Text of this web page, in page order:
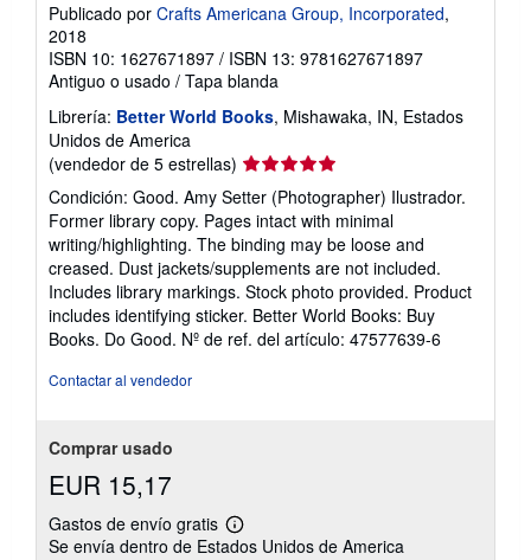
Publicado por Crafts Americana Group, Incorporated,
2018
ISBN 10: 1627671897 / ISBN 13: 9781627671897
Antiguo o usado / Tapa blanda
Librería: Better World Books, Mishawaka, IN, Estados
Unidos de America
(vendedor de 5 estrellas) Calificación
del
vendedor:
5
de
5
estrellas
Condición: Good. Amy Setter (Photographer) Ilustrador.
Former library copy. Pages intact with minimal
writing/highlighting. The binding may be loose and
creased. Dust jackets/supplements are not included.
Includes library markings. Stock photo provided. Product
includes identifying sticker. Better World Books: Buy
Books. Do Good. Nº de ref. del artículo: 47577639-6
Contactar al vendedor
Comprar usado
EUR 15,17
Gastos de envío gratis
Más
información
Se envía dentro de Estados Unidos de America